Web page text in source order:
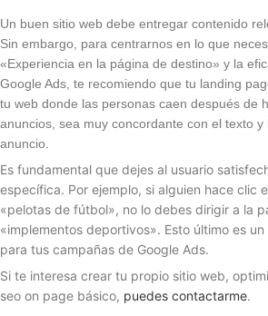
Un buen sitio web debe entregar contenido
Sin embargo, para centrarnos en lo que
«Experiencia en la página de destino» y la
Google Ads, te recomiendo que tu landing
tu web donde las personas caen después de
anuncios, sea muy concordante con el texto
anuncio.
Es fundamental que dejes al usuario
específica. Por ejemplo, si alguien hace clic
«pelotas de fútbol», no lo debes dirigir a la
«implementos deportivos». Esto último es
para tus campañas de Google Ads.
Si te interesa crear tu propio sitio web,
seo on page básico, puedes contactarme.